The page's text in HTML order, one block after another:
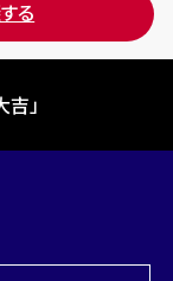
る
」